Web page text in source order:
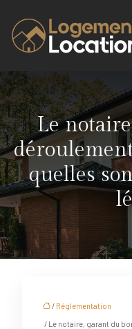
Le
quelles
/ Réglementation
/ Le notaire, garant du